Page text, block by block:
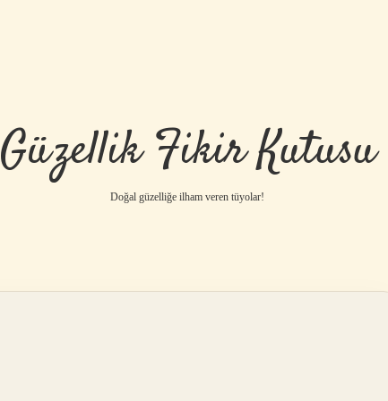
Güzellik Fikir Kutusu
Doğal güzelliğe ilham veren tüyolar!